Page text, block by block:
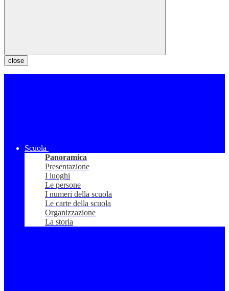
close
Scuola
Panoramica
Presentazione
I luoghi
Le persone
I numeri della scuola
Le carte della scuola
Organizzazione
La storia